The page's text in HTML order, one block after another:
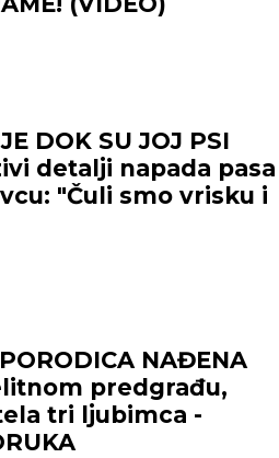
DOK SU JOJ PSI
detalji napada pasa
"Čuli smo vrisku i
NAĐENA
predgrađu,
tri ljubimca -